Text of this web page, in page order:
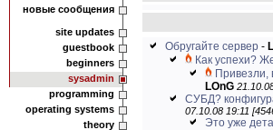
новые сообщения
site updates
guestbook
beginners
sysadmin
programming
operating systems
theory
Обругайте сервер -
Как успехи?
Привезли,
LOnG
СУБД?
07.10.08 19:11
Это уже